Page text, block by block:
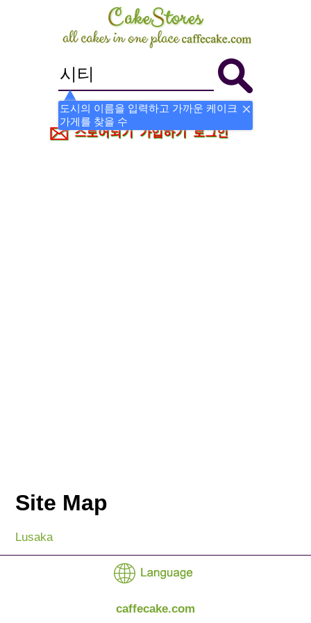
도시의 이름을 입력하고 가까운 케이크
가게를 찾을 수
스토어되기 가입하기 로그인
Site Map
Lusaka
caffecake.com